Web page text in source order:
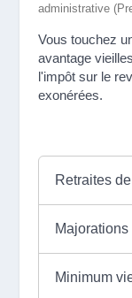
administrative
Vous touchez
avantage
l'impôt sur le
exonérées.
Retraites
Minimum